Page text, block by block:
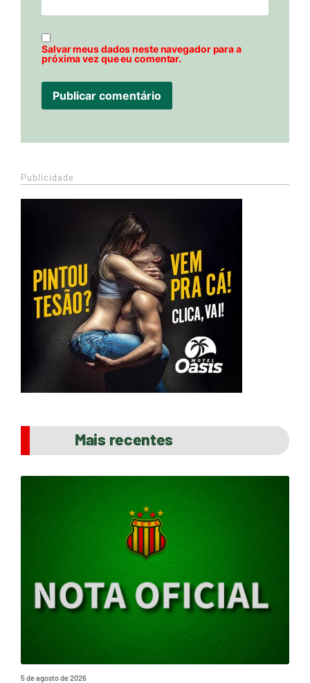
Salvar meus dados neste navegador para a
próxima vez que eu comentar.
Publicidade
Mais recentes
5 de agosto de 2026